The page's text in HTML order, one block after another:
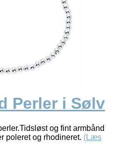
Perler i Sølv
og fint armbånd
poleret og rhodineret. (Læs